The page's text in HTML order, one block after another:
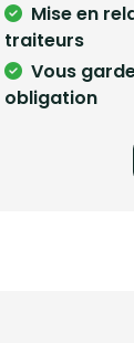
Mise en
traiteurs
Vous
obligation